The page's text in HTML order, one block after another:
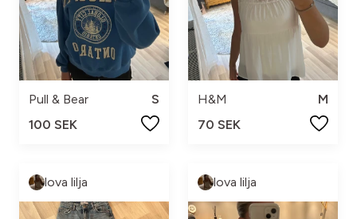
Pull & Bear
S
100 SEK
H&M
M
70 SEK
lova lilja lova lilja